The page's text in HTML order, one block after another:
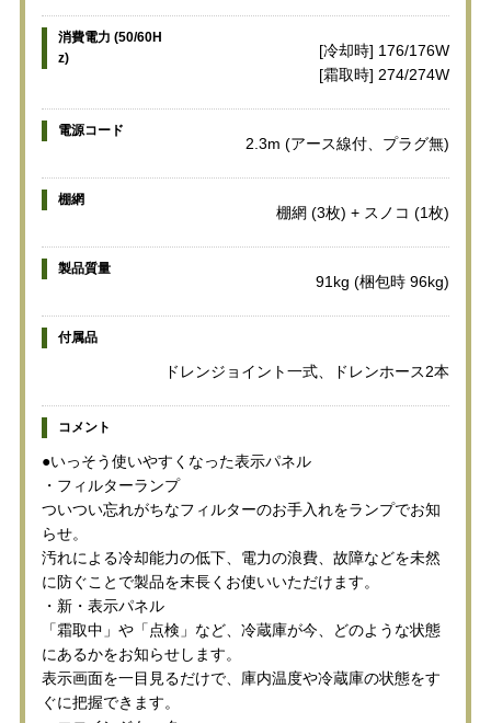
消費電力 (50/60H
z)
[冷却時] 176/176W
[霜取時] 274/274W
電源コード
2.3m (アース線付、プラグ無)
棚網
棚網 (3枚) + スノコ (1枚)
製品質量
91kg (梱包時 96kg)
付属品
ドレンジョイント一式、ドレンホース2本
コメント
●いっそう使いやすくなった表示パネル
・フィルターランプ
ついつい忘れがちなフィルターのお手入れをランプでお知
らせ。
汚れによる冷却能力の低下、電力の浪費、故障などを未然
に防ぐことで製品を末長くお使いいただけます。
・新・表示パネル
「霜取中」や「点検」など、冷蔵庫が今、どのような状態
にあるかをお知らせします。
表示画面を一目見るだけで、庫内温度や冷蔵庫の状態をす
ぐに把握できます。